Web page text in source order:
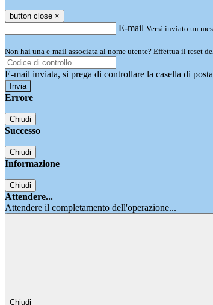
button close ×
E-mail Verrà inviato un
Non hai una e-mail associata al nome utente? Effettua il reset
E-mail inviata, si prega di controllare la casella di
Errore
Chiudi
Successo
Chiudi
Informazione
Chiudi
Attendere...
Attendere il completamento dell'operazione...
Chiudi